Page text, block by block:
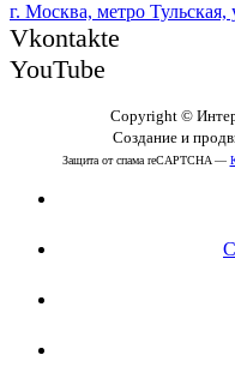
г. Москва, метро
Vkontakte
YouTube
Copyright ©
Создание и
Защита от спама reCAPTCHA —